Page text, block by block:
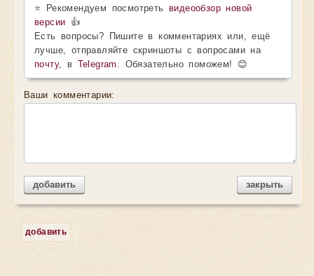
⭐ Рекомендуем посмотретьвидеообзор новой
версии 👍
Есть вопросы? Пишите в комментариях или, ещё
лучше, отправляйте скриншоты с вопросами на
почту, в Telegram . Обязательно поможем! 😊
Ваши комментарии:
добавить закрыть
добавить